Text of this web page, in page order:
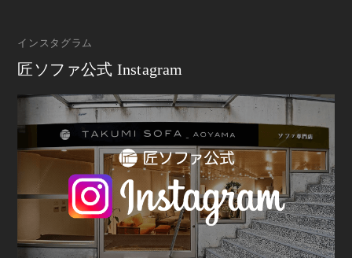
インスタグラム
匠ソファ公式 Instagram